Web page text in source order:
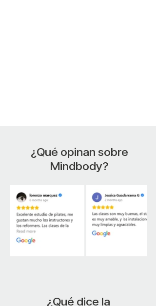
¿Qué opinan sobre
Mindbody?
¿Qué dice la